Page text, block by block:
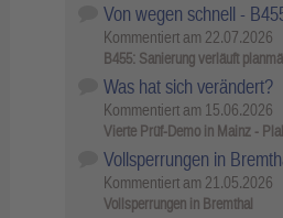
Von wegen schnell -
Kommentiert am 22.07.2026
B455: Sanierung verläuft
Was hat sich verändert?
Kommentiert am 15.06.2026
Vierte Prüf-Demo in Mainz -
Vollsperrungen in
Kommentiert am 21.05.2026
Vollsperrungen in Bremthal